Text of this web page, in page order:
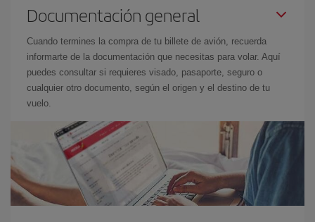
Documentación general
Cuando termines la compra de tu billete de avión, recuerda
informarte de la documentación que necesitas para volar. Aquí
puedes consultar si requieres visado, pasaporte, seguro o
cualquier otro documento, según el origen y el destino de tu
vuelo.